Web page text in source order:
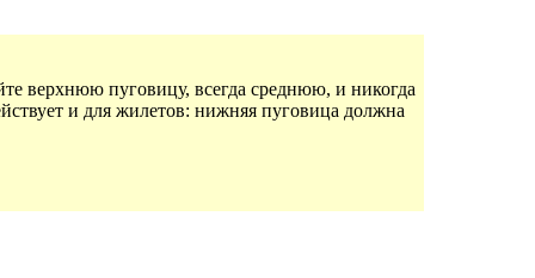
верхнюю пуговицу, всегда среднюю, и никогда
и для жилетов: нижняя пуговица должна